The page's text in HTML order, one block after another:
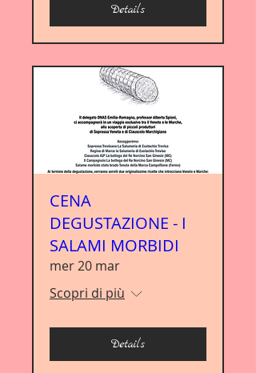
Details
CENA
DEGUSTAZIONE - I
SALAMI MORBIDI
mer 20 mar
Scopri di più
Details